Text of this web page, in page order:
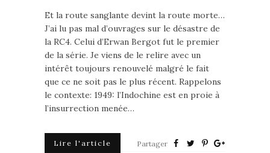
Et la route sanglante devint la route morte…
J’ai lu pas mal d’ouvrages sur le désastre de
la RC4. Celui d’Erwan Bergot fut le premier
de la série. Je viens de le relire avec un
intérêt toujours renouvelé malgré le fait
que ce ne soit pas le plus récent. Rappelons
le contexte: 1949: l’Indochine est en proie à
l’insurrection menée…
Lire l'article Partager